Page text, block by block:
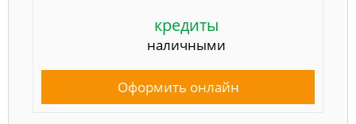
кредиты
наличными
Оформить онлайн